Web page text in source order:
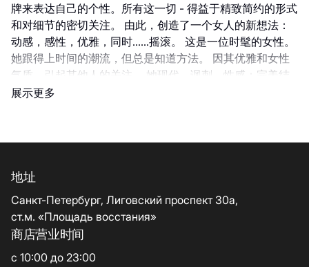
牌来表达自己的个性。所有这一切 - 得益于精致简约的形式
和对细节的密切关注。 由此，创造了一个女人的新想法：
动感，感性，优雅，同时......摇滚。 这是一位时髦的女性。
她跟得上时间的潮流，但总是知道方法。 因其优雅和女性
气质，引起其他人的关注。 她现代，讽刺，性感：完美结
合，以便将Patrizia Pepe生活方式的所有特点集于一身。很
感性，做出决定以补充和丰富方案。
展示更多
地址
Санкт-Петербург, Лиговский проспект 30а,
ст.м. «Площадь восстания»
商店营业时间
с 10:00 до 23:00